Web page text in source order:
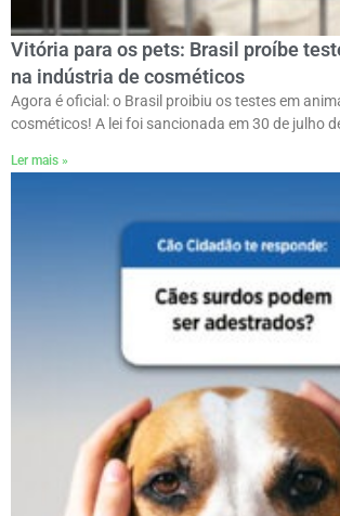
Vitória para os pets: Brasil proíbe
na indústria de cosméticos
Agora é oficial: o Brasil proibiu os testes em
cosméticos! A lei foi sancionada em 30 de julho
Ler mais »